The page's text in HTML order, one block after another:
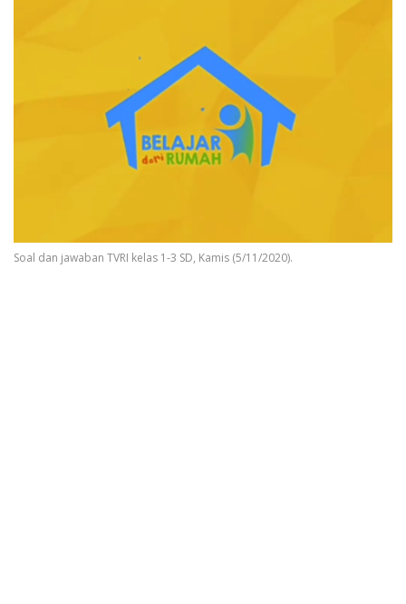
Soal dan jawaban TVRI kelas 1-3 SD, Kamis (5/11/2020).